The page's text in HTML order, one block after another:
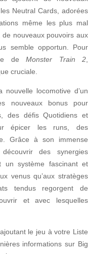
Neutral Cards, adorées
même les plus mal
nouveaux pouvoirs aux
semble opportun. Pour
de Monster Train 2
cruciale.
nouvelle locomotive d’un
nouveaux bonus pour
des défis Quotidiens et
épicer les runs, des
Grâce à son immense
des synergies
un système fascinant et
venus qu’aux stratèges
tendus regorgent de
et avec lesquelles
le jeu à votre Liste
informations sur Big